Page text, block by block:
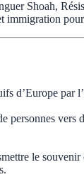
Shoah,
immigration
d’Europe par
personnes vers
le souvenir